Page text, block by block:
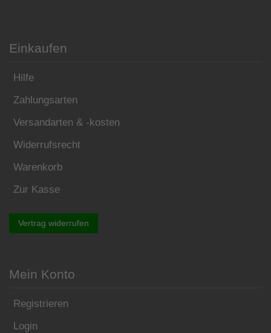
Einkaufen
Hilfe
Zahlungsarten
Versandarten & -kosten
Widerrufsrecht
Warenkorb
Zur Kasse
Vertrag widerrufen
Mein Konto
Registrieren
Login